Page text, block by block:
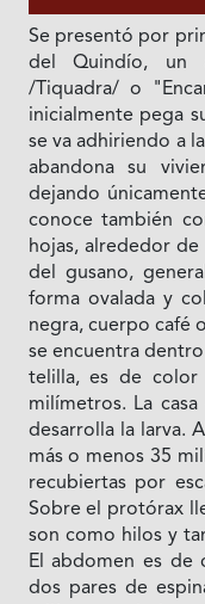
Se presentó por
del Quindío, un
/Tiquadra/ o
inicialmente pega
se va adhiriendo a
abandona su
dejando
conoce también
hojas, alrededor
del gusano,
forma ovalada y
negra, cuerpo café
se encuentra
telilla, es de
milímetros. La
desarrolla la larva.
más o menos 35
recubiertas por
Sobre el protórax
son como hilos y
El abdomen es de
dos pares de